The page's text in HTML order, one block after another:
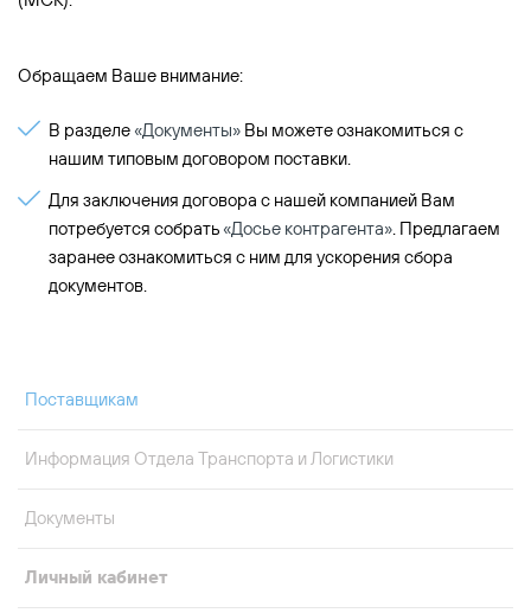
Обращаем Ваше внимание:
В разделе «Документы» Вы можете ознакомиться с
нашим типовым договором поставки.
Для заключения договора с нашей компанией Вам
потребуется собрать «Досье контрагента». Предлагаем
заранее ознакомиться с ним для ускорения сбора
документов.
Поставщикам
Информация Отдела Транспорта и Логистики
Документы
Личный кабинет